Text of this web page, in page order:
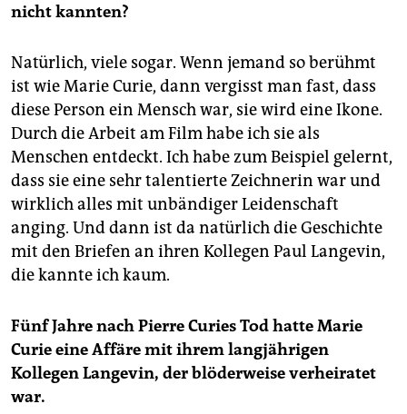
nicht kannten?
Natürlich, viele sogar. Wenn jemand so berühmt
ist wie Marie Curie, dann vergisst man fast, dass
diese Person ein Mensch war, sie wird eine Ikone.
Durch die Arbeit am Film habe ich sie als
Menschen entdeckt. Ich habe zum Beispiel gelernt,
dass sie eine sehr talentierte Zeichnerin war und
wirklich alles mit unbändiger Leidenschaft
anging. Und dann ist da natürlich die Geschichte
mit den Briefen an ihren Kollegen Paul Langevin,
die kannte ich kaum.
Fünf Jahre nach Pierre Curies Tod hatte Marie
Curie eine Affäre mit ihrem langjährigen
Kollegen Langevin, der blöderweise verheiratet
war.